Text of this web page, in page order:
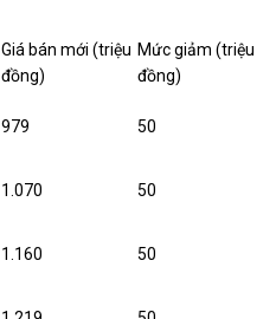
Giá bán mới (triệu
đồng)
Mức giảm (triệu
đồng)
979 50
1.070 50
1.160 50